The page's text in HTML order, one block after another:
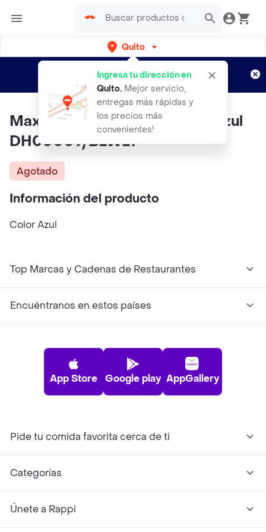
Quito
Ingresa tu dirección en
Quito. Mejor servicio,
entregas más rápidas y
los precios más
convenientes!
envíos gratis por semanas
Aplican TyC
Maxitec Porta Tarjetas Color Azul
DH00009/BLWLT
Agotado
Información del producto
Color Azul
Top Marcas y Cadenas de Restaurantes
Encuéntranos en estos países
App Store Google play AppGallery
Pide tu comida favorita cerca de ti
Categorías
Únete a Rappi